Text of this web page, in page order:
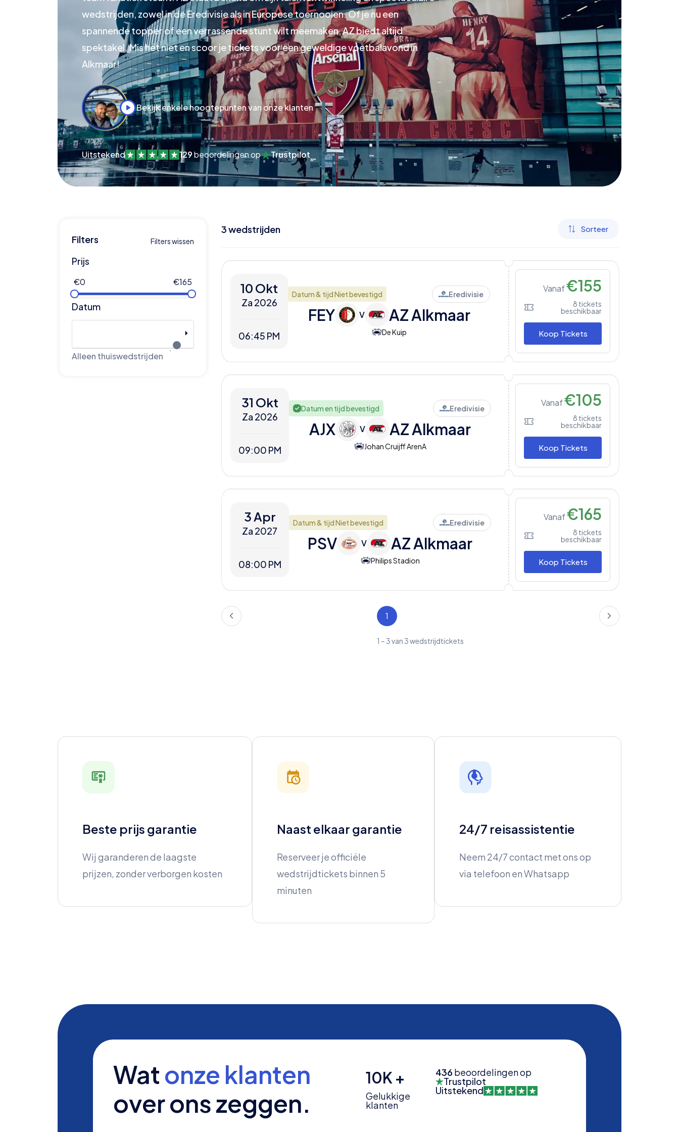
wedstrijden, zowel in de Eredivisie als in Europese toernooien. Of je nu een
spannende topper of een verrassende stunt wilt meemaken, AZ biedt altijd
spektakel. Mis het niet en scoor je tickets voor een geweldige voetbalavond in
Alkmaar!
Bekijk enkele hoogtepunten van onze klanten
Uitstekend 129beoordelingen op Trustpilot
Filters Filters wissen
Prijs
€0 €165
Datum
Alleen thuiswedstrijden
3wedstrijden Sorteer
10 Okt
Za 2026
06:45 PM
Datum & tijd Niet bevestigd Eredivisie
FEY V AZ Alkmaar
De Kuip
Vanaf€155
8 tickets
beschikbaar
Koop Tickets
31 Okt
Za 2026
09:00 PM
Datum en tijd bevestigd Eredivisie
AJX V AZ Alkmaar
Johan Cruijff ArenA
Vanaf€105
8 tickets
beschikbaar
Koop Tickets
3 Apr
Za 2027
08:00 PM
Datum & tijd Niet bevestigd Eredivisie
PSV V AZ Alkmaar
Philips Stadion
Vanaf€165
8 tickets
beschikbaar
Koop Tickets
1
1 –3van3wedstrijdtickets
Beste prijs garantie
Wij garanderen de laagste
prijzen, zonder verborgen kosten
Naast elkaar garantie
Reserveer je officiële
wedstrijdtickets binnen 5
minuten
24/7 reisassistentie
Neem 24/7 contact met ons op
via telefoon en Whatsapp
Watonze klanten
over ons zeggen.
10K +
Gelukkige
klanten
436 beoordelingen op
Trustpilot
Uitstekend